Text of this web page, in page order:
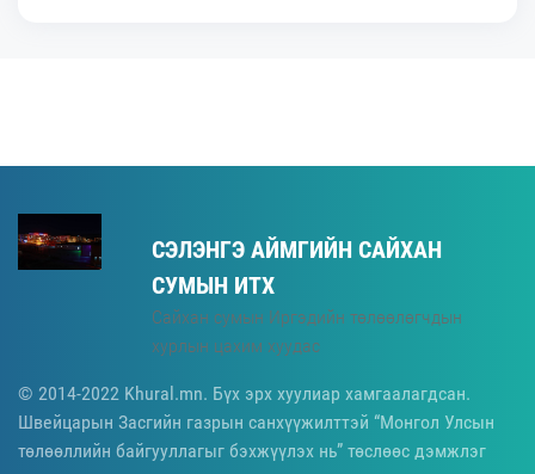
СЭЛЭНГЭ АЙМГИЙН САЙХАН
СУМЫН ИТХ
Сайхан сумын Иргэдийн төлөөлөгчдын
хурлын цахим хуудас
© 2014-2022 Khural.mn. Бүх эрх хуулиар хамгаалагдсан.
Швейцарын Засгийн газрын санхүүжилттэй “Монгол Улсын
төлөөллийн байгууллагыг бэхжүүлэх нь” төслөөс дэмжлэг